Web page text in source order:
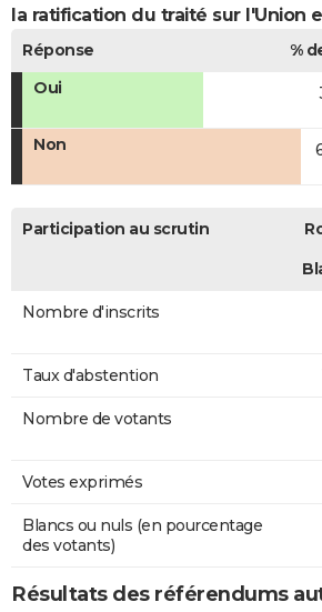
la ratification du traité sur l'Union
Réponse %
Oui
Non
Participation au scrutin
Nombre d'inscrits
Taux d'abstention
Nombre de votants
Votes exprimés
Blancs ou nuls (en pourcentage
des votants)
Résultats des référendums